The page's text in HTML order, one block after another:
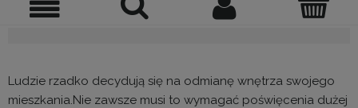
Ludzie rzadko decydują się na odmianę wnętrza swojego
mieszkania.Nie zawsze musi to wymagać poświęcenia dużej